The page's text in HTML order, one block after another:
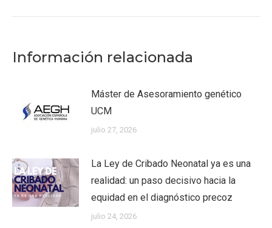
Información relacionada
Máster de Asesoramiento genético
UCM
julio 27, 2026
La Ley de Cribado Neonatal ya es una
realidad: un paso decisivo hacia la
equidad en el diagnóstico precoz
julio 24, 2026